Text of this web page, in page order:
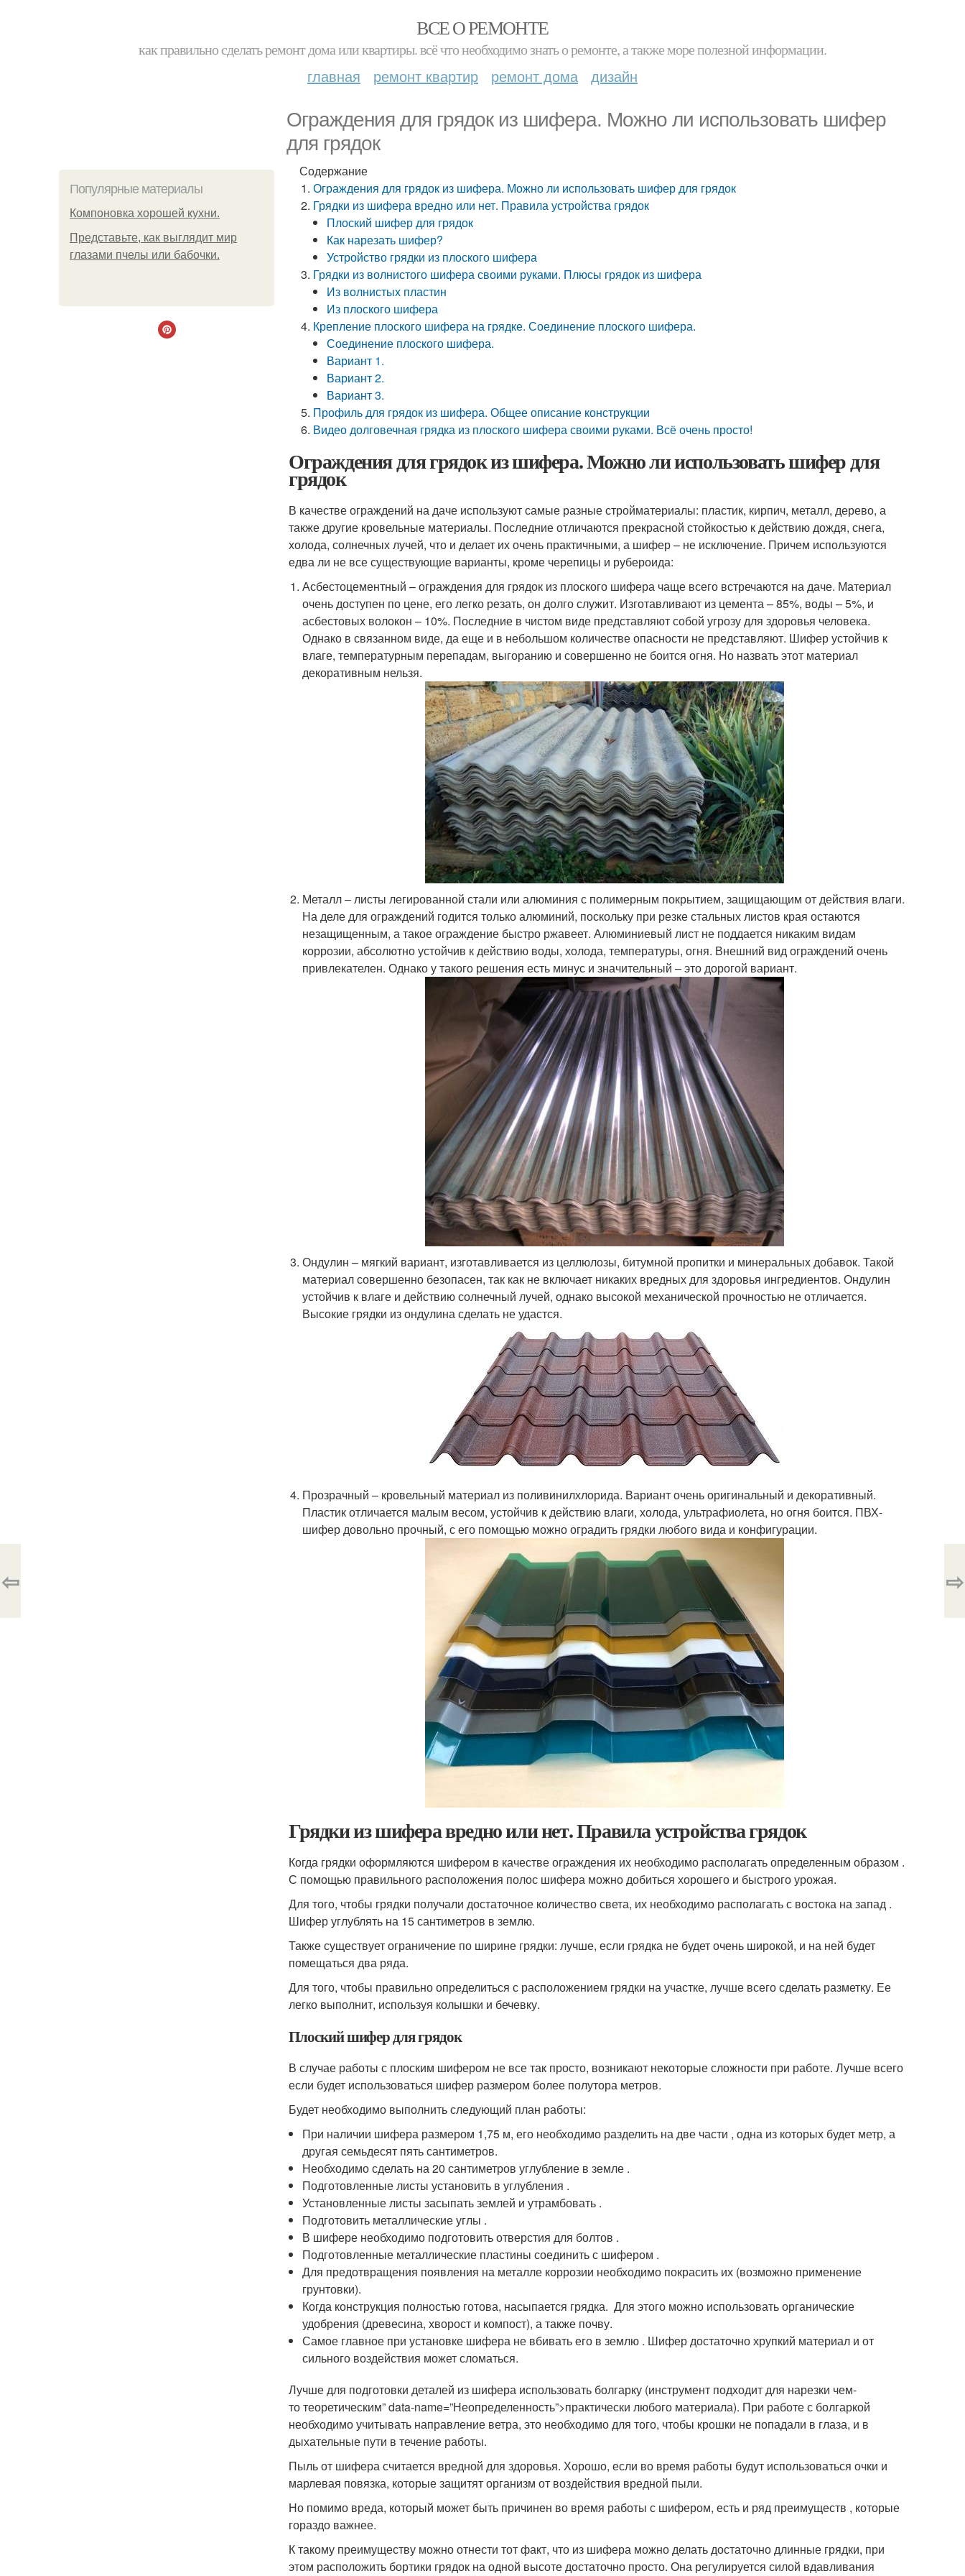
ВСЕ О РЕМОНТЕ
как правильно сделать ремонт дома или квартиры. всё что необходимо знать о ремонте, а также море полезной информации.
главная ремонт квартир ремонт дома дизайн
Ограждения для грядок из шифера. Можно ли использовать шифер
для грядок
Популярные материалы
Компоновка хорошей кухни.
Представьте, как выглядит мир
глазами пчелы или бабочки.
Содержание
Ограждения для грядок из шифера. Можно ли использовать шифер для грядок
Грядки из шифера вредно или нет. Правила устройства грядок
Плоский шифер для грядок
Как нарезать шифер?
Устройство грядки из плоского шифера
Грядки из волнистого шифера своими руками. Плюсы грядок из шифера
Из волнистых пластин
Из плоского шифера
Крепление плоского шифера на грядке. Соединение плоского шифера.
Соединение плоского шифера.
Вариант 1.
Вариант 2.
Вариант 3.
Профиль для грядок из шифера. Общее описание конструкции
Видео долговечная грядка из плоского шифера своими руками. Всё очень просто!
Ограждения для грядок из шифера. Можно ли использовать шифер для
грядок
В качестве ограждений на даче используют самые разные стройматериалы: пластик, кирпич, металл, дерево, а
также другие кровельные материалы. Последние отличаются прекрасной стойкостью к действию дождя, снега,
холода, солнечных лучей, что и делает их очень практичными, а шифер – не исключение. Причем используются
едва ли не все существующие варианты, кроме черепицы и рубероида:
Асбестоцементный – ограждения для грядок из плоского шифера чаще всего встречаются на даче. Материал
очень доступен по цене, его легко резать, он долго служит. Изготавливают из цемента – 85%, воды – 5%, и
асбестовых волокон – 10%. Последние в чистом виде представляют собой угрозу для здоровья человека.
Однако в связанном виде, да еще и в небольшом количестве опасности не представляют. Шифер устойчив к
влаге, температурным перепадам, выгоранию и совершенно не боится огня. Но назвать этот материал
декоративным нельзя.
Металл – листы легированной стали или алюминия с полимерным покрытием, защищающим от действия влаги.
На деле для ограждений годится только алюминий, поскольку при резке стальных листов края остаются
незащищенным, а такое ограждение быстро ржавеет. Алюминиевый лист не поддается никаким видам
коррозии, абсолютно устойчив к действию воды, холода, температуры, огня. Внешний вид ограждений очень
привлекателен. Однако у такого решения есть минус и значительный – это дорогой вариант.
Ондулин – мягкий вариант, изготавливается из целлюлозы, битумной пропитки и минеральных добавок. Такой
материал совершенно безопасен, так как не включает никаких вредных для здоровья ингредиентов. Ондулин
устойчив к влаге и действию солнечный лучей, однако высокой механической прочностью не отличается.
Высокие грядки из ондулина сделать не удастся.
Прозрачный – кровельный материал из поливинилхлорида. Вариант очень оригинальный и декоративный.
Пластик отличается малым весом, устойчив к действию влаги, холода, ультрафиолета, но огня боится. ПВХ-
шифер довольно прочный, с его помощью можно оградить грядки любого вида и конфигурации.
Грядки из шифера вредно или нет. Правила устройства грядок
Когда грядки оформляются шифером в качестве ограждения их необходимо располагать определенным образом .
С помощью правильного расположения полос шифера можно добиться хорошего и быстрого урожая.
Для того, чтобы грядки получали достаточное количество света, их необходимо располагать с востока на запад .
Шифер углублять на 15 сантиметров в землю.
Также существует ограничение по ширине грядки: лучше, если грядка не будет очень широкой, и на ней будет
помещаться два ряда.
Для того, чтобы правильно определиться с расположением грядки на участке, лучше всего сделать разметку. Ее
легко выполнит, используя колышки и бечевку.
Плоский шифер для грядок
В случае работы с плоским шифером не все так просто, возникают некоторые сложности при работе. Лучше всего
если будет использоваться шифер размером более полутора метров.
Будет необходимо выполнить следующий план работы:
При наличии шифера размером 1,75 м, его необходимо разделить на две части , одна из которых будет метр, а
другая семьдесят пять сантиметров.
Необходимо сделать на 20 сантиметров углубление в земле .
Подготовленные листы установить в углубления .
Установленные листы засыпать землей и утрамбовать .
Подготовить металлические углы .
В шифере необходимо подготовить отверстия для болтов .
Подготовленные металлические пластины соединить с шифером .
Для предотвращения появления на металле коррозии необходимо покрасить их (возможно применение
грунтовки).
Когда конструкция полностью готова, насыпается грядка. Для этого можно использовать органические
удобрения (древесина, хворост и компост), а также почву.
Самое главное при установке шифера не вбивать его в землю . Шифер достаточно хрупкий материал и от
сильного воздействия может сломаться.
Лучше для подготовки деталей из шифера использовать болгарку (инструмент подходит для нарезки чем-
то теоретическим” data-name=”Неопределенность”>практически любого материала). При работе с болгаркой
необходимо учитывать направление ветра, это необходимо для того, чтобы крошки не попадали в глаза, и в
дыхательные пути в течение работы.
Пыль от шифера считается вредной для здоровья. Хорошо, если во время работы будут использоваться очки и
марлевая повязка, которые защитят организм от воздействия вредной пыли.
Но помимо вреда, который может быть причинен во время работы с шифером, есть и ряд преимуществ , которые
гораздо важнее.
К такому преимуществу можно отнести тот факт, что из шифера можно делать достаточно длинные грядки, при
этом расположить бортики грядок на одной высоте достаточно просто. Она регулируется силой вдавливания
⇦ ⇨